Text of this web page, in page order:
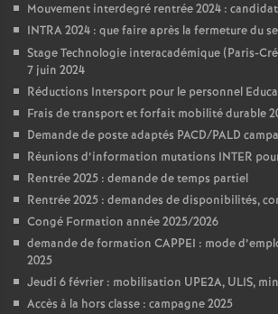
Mouvement interdegré rentrée 2024 :
INTRA 2024 : que faire après la fermeture du
Stage Technologie interacadémique (Paris-
7 juin 2024
Réductions Intersport pour le personnel
Frais de transport et forfait mobilité durable
Demande de poste adaptés PACD/PALD
Réunions d’information mutations INTER
Rentrée 2025 : demande de temps partiel
Rentrée 2025 : demandes de disponibilités,
Congé Formation année 2025/2026
demande de formation CAPPEI : mode
2025
Jeudi 6 février : mobilisation UPE2A, ULIS,
Accès à la hors classe : campagne 2025